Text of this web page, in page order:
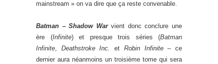
mainstream » on va dire que ça reste convenable.
Batman – Shadow Warvient donc conclure une
ère (Infinite) et presque trois séries (Batman
Infinite, Deathstroke Inc. et Robin Infinite– ce
dernier aura néanmoins un troisième tome qui sera